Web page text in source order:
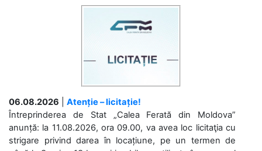
06.08.2026
Atenție – licitație!
Întreprinderea de Stat „Calea Ferată din Moldova”
anunță: la 11.08.2026, ora 09.00, va avea loc licitaţia cu
strigare privind darea în locațiune, pe un termen de